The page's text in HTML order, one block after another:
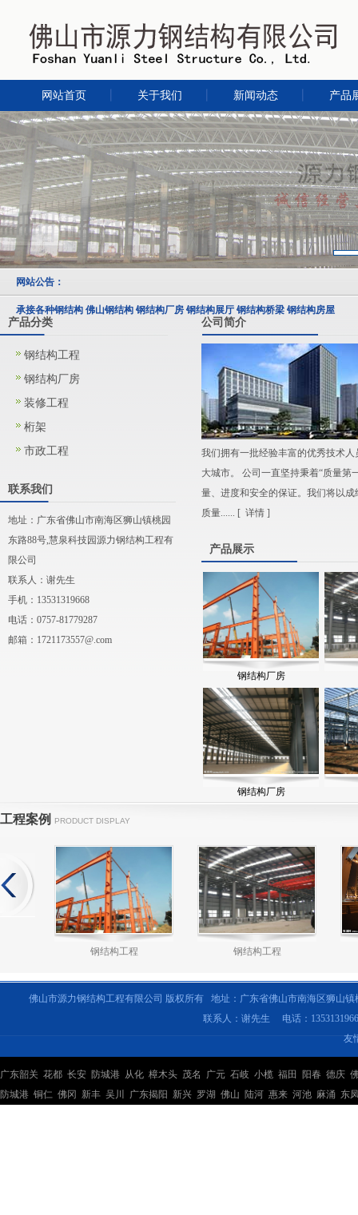
网站首页 关于我们 新闻动态 产品
网站公告：
承接各种钢结构 佛山钢结构 钢结构厂房 钢结构展厅 钢结构桥梁 钢结构房屋
产品分类
钢结构工程
钢结构厂房
装修工程
桁架
市政工程
联系我们
地址：广东省佛山市南海区狮山镇桃园
东路88号,慧泉科技园源力钢结构工程有
限公司
联系人：谢先生
手机：13531319668
电话：0757-81779287
邮箱： 1721173557@.com
公司简介
我们拥有一批经验丰富的优秀技术
大城市。 公司一直坚持秉着“质量第
量、进度和安全的保证。我们将以
质量...... [ 详情 ]
产品展示
钢结构厂房
钢结构厂房
工程案例 PRODUCT DISPLAY
钢结构工程 钢结构工程
钢结构工程 钢结构工程
佛山市源力钢结构工程有限公司 版权所有 地址：广东省佛山市南海区狮
联系人：谢先生 电话：
友
广东韶关 花都 长安 防城港 从化 樟木头 茂名 广元 石岐 小榄 福田 阳春 德庆
防城港 铜仁 佛冈 新丰 吴川 广东揭阳 新兴 罗湖 佛山 陆河 惠来 河池 麻涌 东